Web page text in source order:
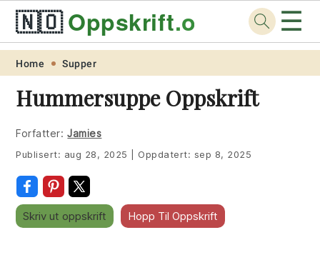
Skip
primary
navigation
Skip
main
content
Skip
primary
sidebar
Skip
footer
🇳🇴Oppskrift.org ☰
Home Supper
Hummersuppe Oppskrift
Forfatter: Jamies
Publisert: aug 28, 2025 Oppdatert: sep 8, 2025
Skriv ut oppskrift Hopp Til Oppskrift